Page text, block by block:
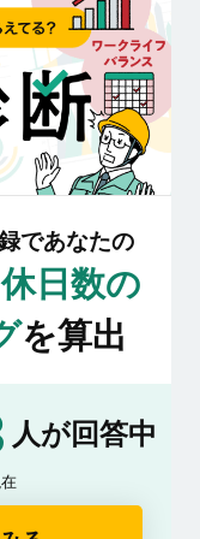
であなたの
日数の
を算出
人が回答中